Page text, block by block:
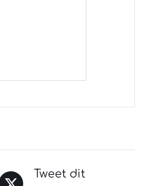
Tweet dit